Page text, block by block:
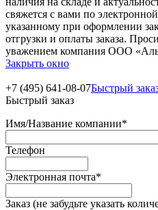
свяжется с вами по
указанному при оформлении
отгрузки и оплаты заказа.
уважением компания ООО
Закрыть окно
+7 (495) 641-08-07Быстрый
Быстрый заказ
Имя/Название компании*
Телефон
Электронная почта*
Заказ (не забудьте указать